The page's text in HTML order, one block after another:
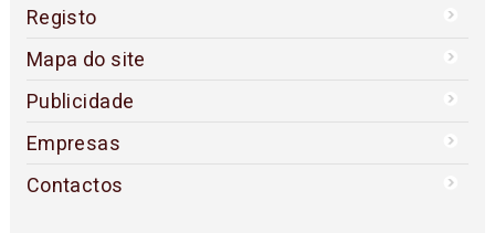
Registo
Mapa do site
Publicidade
Empresas
Contactos